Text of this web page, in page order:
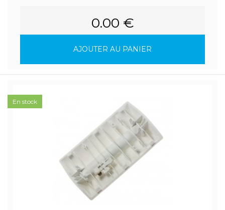
0.00 €
AJOUTER AU PANIER
En stock